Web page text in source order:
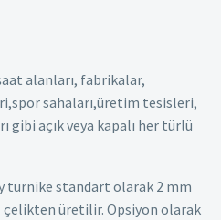
alanları, fabrikalar,
sahaları,üretim tesisleri,
açık veya kapalı her türlü
turnike standart olarak 2 mm
çelikten üretilir. Opsiyon olarak